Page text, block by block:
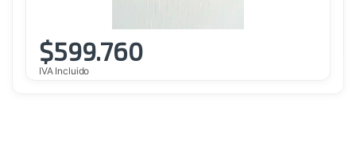
$599.760
IVA Incluido